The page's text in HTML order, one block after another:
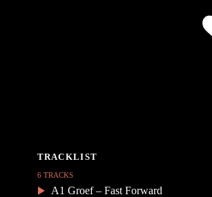
6 TRACKS
A1 Groef – Fast Forward